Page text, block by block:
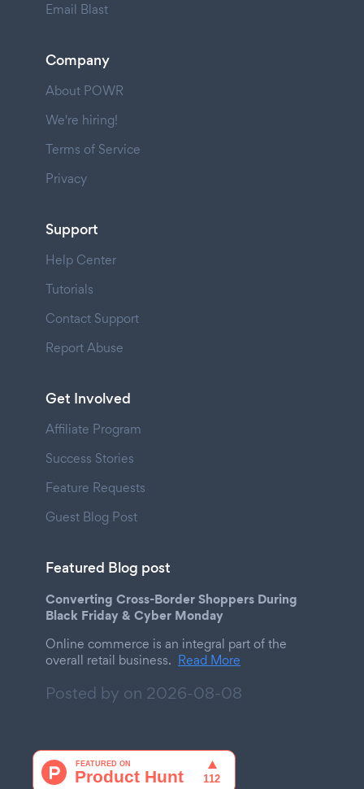
Email Blast
Company
About POWR
We're hiring!
Terms of Service
Privacy
Support
Help Center
Tutorials
Contact Support
Report Abuse
Get Involved
Affiliate Program
Success Stories
Feature Requests
Guest Blog Post
Featured Blog post
Converting Cross-Border Shoppers During
Black Friday & Cyber Monday
Online commerce is an integral part of the
overall retail business. Read More
Posted by on 2026-08-08